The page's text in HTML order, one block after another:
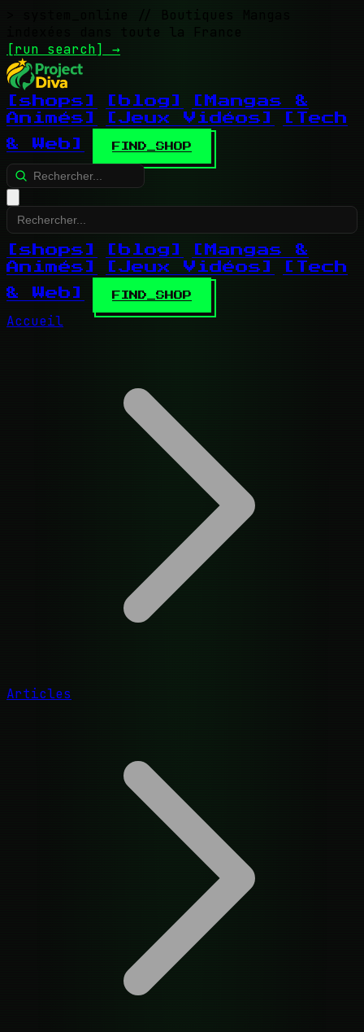
// Boutiques Mangas
indexées dans toute la France
[run search] →
[shops] [blog]
[Mangas &
Animés]
[Jeux Vidéos]
[Tech
& Web]
FIND_SHOP
[shops] [blog]
[Mangas &
Animés]
[Jeux Vidéos]
[Tech
& Web]
FIND_SHOP
Accueil
Articles